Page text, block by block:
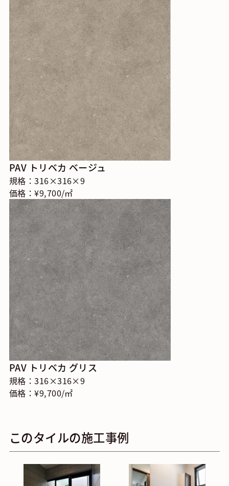
PAV トリベカ ベージュ
規格：316×316×9
価格：¥9,700/㎡
PAV トリベカ グリス
規格：316×316×9
価格：¥9,700/㎡
このタイルの施工事例